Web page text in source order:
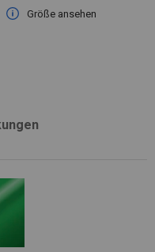
Größe ansehen